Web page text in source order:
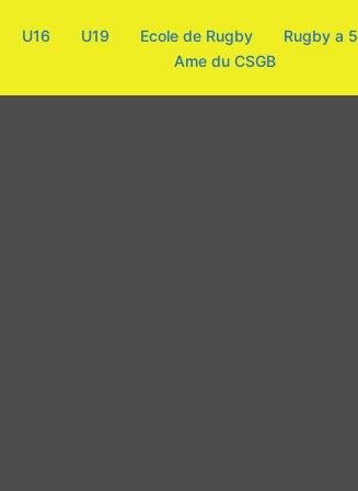
U16 U19 Ecole de Rugby Rugby a 5
Ame du CSGB